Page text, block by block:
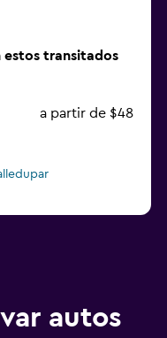
estos transitados
a partir de $48
autos